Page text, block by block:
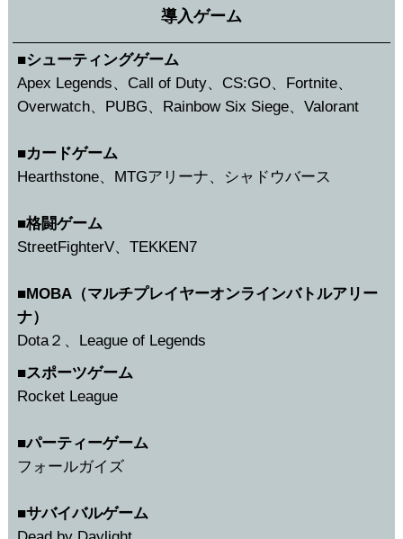
導入ゲーム
■シューティングゲーム
Apex Legends、Call of Duty、CS:GO、Fortnite、
Overwatch、PUBG、Rainbow Six Siege、Valorant
■カードゲーム
Hearthstone、MTGアリーナ、シャドウバース
■格闘ゲーム
StreetFighterV、TEKKEN7
■MOBA（マルチプレイヤーオンラインバトルアリー
ナ）
Dota２、League of Legends
■スポーツゲーム
Rocket League
■パーティーゲーム
フォールガイズ
■サバイバルゲーム